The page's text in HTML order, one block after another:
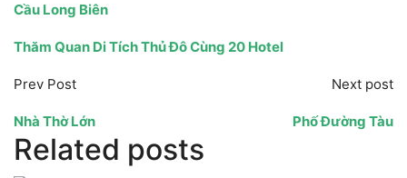
Cầu Long Biên
Thăm Quan Di Tích Thủ Đô Cùng 20 Hotel
Prev Post
Nhà Thờ Lớn
Next post
Phố Đường Tàu
Related posts